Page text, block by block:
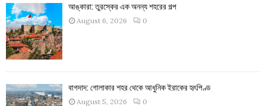
আঙ্কারা: তুরস্কের এক অনন্য শহরের গল্প
August 6, 2026 0
বাগদাদ: গোলাকার শহর থেকে আধুনিক ইরাকের হৃৎপিণ্ড
August 5, 2026 0